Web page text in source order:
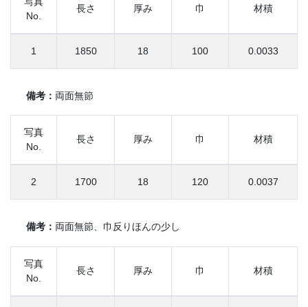
No.
長さ 厚み 巾 材積
1 1850 18 100 0.0033
備考： 両面無節
写真
No.
長さ 厚み 巾 材積
2 1700 18 120 0.0037
備考： 両面無節、巾反りほんの少し
写真
No.
長さ 厚み 巾 材積